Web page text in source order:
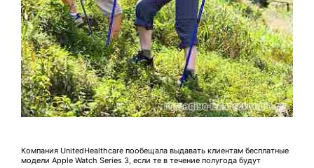
Компания UnitedHealthcare пообещала выдавать клиентам бесплатные
модели Apple Watch Series 3, если те в течение полугода будут